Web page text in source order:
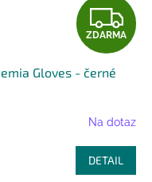
Z
D
R
M
ZDARMA
Gloves - černé
Na dotaz
DETAIL